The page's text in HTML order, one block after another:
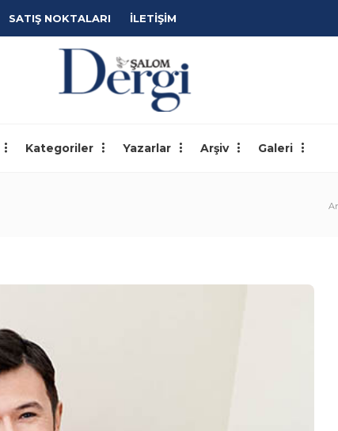
SATIŞ NOKTALARI İLETİŞİM
Kategoriler Yazarlar Arşiv Galeri